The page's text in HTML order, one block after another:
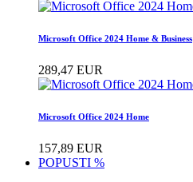
Microsoft Office 2024 Home & Business
289,47 EUR
Microsoft Office 2024 Home
157,89 EUR
POPUSTI %